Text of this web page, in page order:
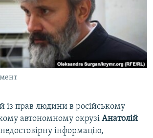
КРИМУ
RL
із прав людини в російському
автономному окрузі Анатолій
інформацію,